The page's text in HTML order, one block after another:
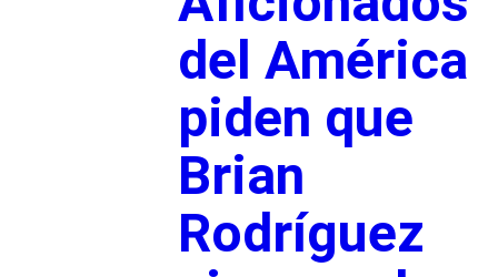
del América
piden que
Brian
Rodríguez